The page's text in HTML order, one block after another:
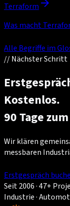
Terraform
Was macht
Alle Begriffe im
//Nächster Schritt
Kostenlos.
90 Tage
Wir klären
messbaren
Erstgespräch
Seit 2006 · 47+
Industrie ·